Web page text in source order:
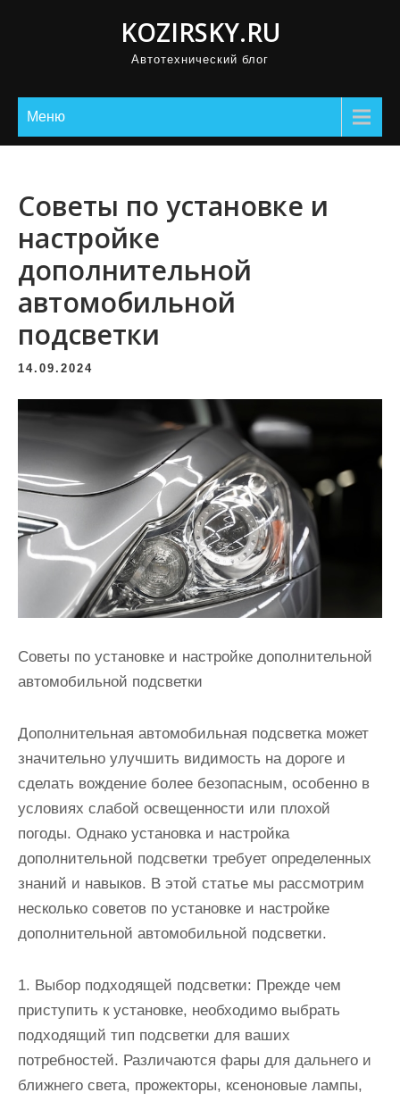
KOZIRSKY.RU
Автотехнический блог
Меню
Советы по установке и
настройке
дополнительной
автомобильной
подсветки
14.09.2024
Советы по установке и настройке дополнительной
автомобильной подсветки
Дополнительная автомобильная подсветка может
значительно улучшить видимость на дороге и
сделать вождение более безопасным, особенно в
условиях слабой освещенности или плохой
погоды. Однако установка и настройка
дополнительной подсветки требует определенных
знаний и навыков. В этой статье мы рассмотрим
несколько советов по установке и настройке
дополнительной автомобильной подсветки.
1. Выбор подходящей подсветки: Прежде чем
приступить к установке, необходимо выбрать
подходящий тип подсветки для ваших
потребностей. Различаются фары для дальнего и
ближнего света, прожекторы, ксеноновые лампы,